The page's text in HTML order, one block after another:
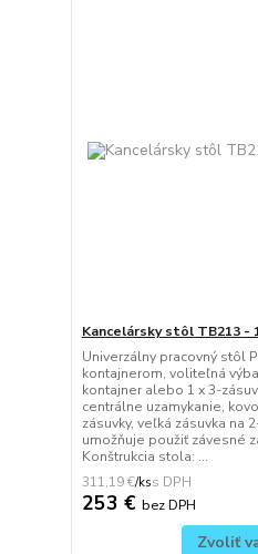
Kancelársky stôl TB213 -
Univerzálny pracovný stôl
kontajnerom, voliteľná
kontajner alebo 1 x 3-
centrálne uzamykanie,
zásuvky, veľká zásuvka na
umožňuje použiť závesné
Konštrukcia stola: ...
311,19 €/ks
253 € bez DPH
Zvoliť